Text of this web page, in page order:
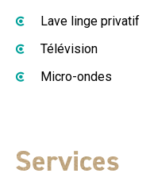
Lave linge privatif
Télévision
Micro-ondes
Services